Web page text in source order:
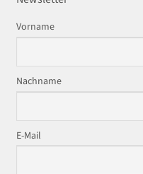
Vorname
Nachname
E-Mail